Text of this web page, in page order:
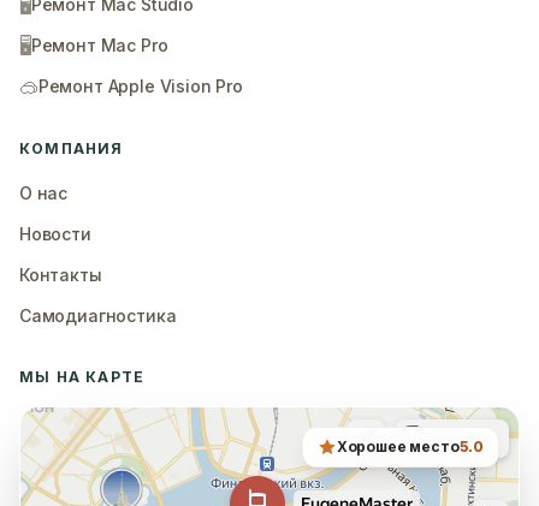
🖥️Ремонт Mac Studio
🖥️Ремонт Mac Pro
🥽Ремонт Apple Vision Pro
КОМПАНИЯ
О нас
Новости
Контакты
Самодиагностика
МЫ НА КАРТЕ
Хорошее место5.0